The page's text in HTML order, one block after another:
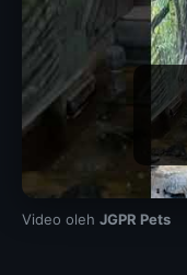
Video oleh JGPR Pets